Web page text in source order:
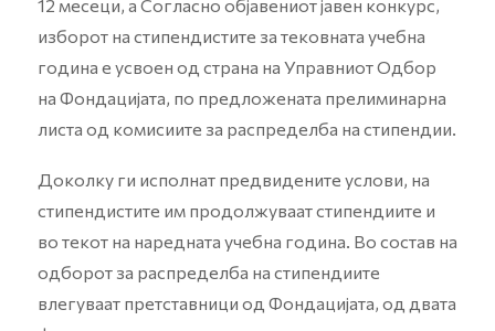
12 месеци, а Согласно објавениот јавен конкурс,
изборот на стипендистите за тековната учебна
година е усвоен од страна на Управниот Одбор
на Фондацијата, по предложената прелиминарна
листа од комисиите за распределба на стипендии.
Доколку ги исполнат предвидените услови, на
стипендистите им продолжуваат стипендиите и
во текот на наредната учебна година. Во состав на
одборот за распределба на стипендиите
влегуваат претставници од Фондацијата, од двата